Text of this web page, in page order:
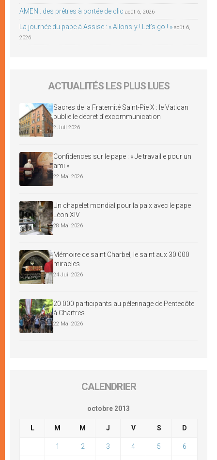
AMEN : des prêtres à portée de clic août 6, 2026
La journée du pape à Assise : « Allons-y ! Let’s go ! » août 6,
2026
ACTUALITÉS LES PLUS LUES
Sacres de la Fraternité Saint-Pie X : le Vatican
publie le décret d’excommunication
2 Juil 2026
Confidences sur le pape : « Je travaille pour un
ami »
22 Mai 2026
Un chapelet mondial pour la paix avec le pape
Léon XIV
28 Mai 2026
Mémoire de saint Charbel, le saint aux 30 000
miracles
24 Juil 2026
20 000 participants au pèlerinage de Pentecôte
à Chartres
22 Mai 2026
CALENDRIER
octobre 2013
L M M J V S D
1 2 3 4 5 6